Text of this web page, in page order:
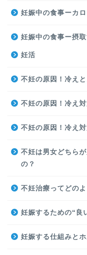
妊娠中の食事ーカ
妊娠中の食事ー摂
妊活
不妊の原因！冷え
不妊の原因！冷え
不妊の原因！冷え
不妊は男女どちら
の？
不妊治療ってどの
妊娠するための“良
妊娠する仕組みと